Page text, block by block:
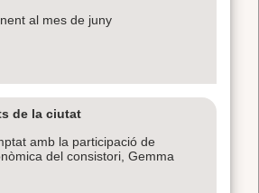
al mes de juny
de la ciutat
amb la participació de
del consistori, Gemma